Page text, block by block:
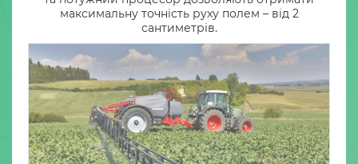
максимальну точність руху полем – від 2
сантиметрів.